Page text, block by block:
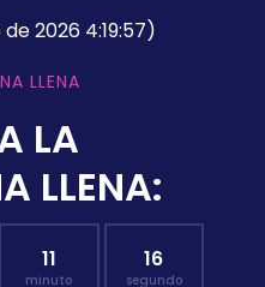
2026 4:19:57)
LLENA
LA
LLENA:
11
minuto
15
segundo